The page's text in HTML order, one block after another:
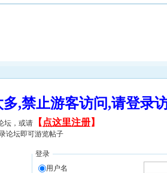
多,禁止游客访问,请登
坛，或请 【 点这里注册】
论坛即可游览帖子
登录
用户名